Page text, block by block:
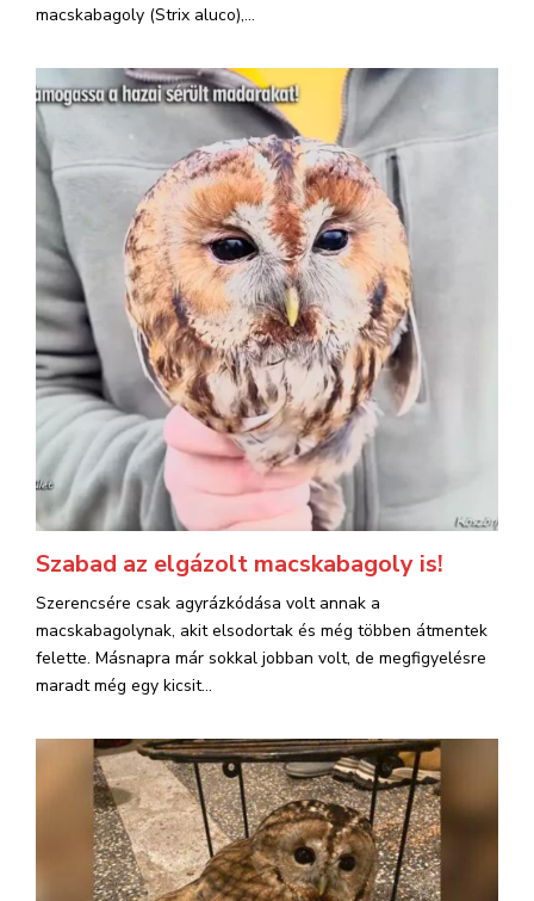
macskabagoly (Strix aluco),...
Szabad az elgázolt macskabagoly is!
Szerencsére csak agyrázkódása volt annak a
macskabagolynak, akit elsodortak és még többen átmentek
felette. Másnapra már sokkal jobban volt, de megfigyelésre
maradt még egy kicsit...